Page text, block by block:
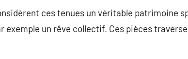
ces tenues un véritable patrimoine
exemple un rêve collectif. Ces pièces